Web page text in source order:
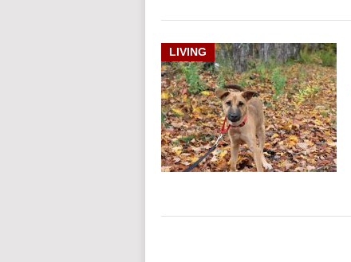
LIVING